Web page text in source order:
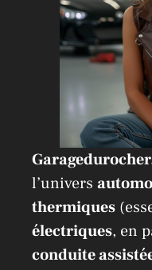
l’univers
thermiques
électriques, en
conduite